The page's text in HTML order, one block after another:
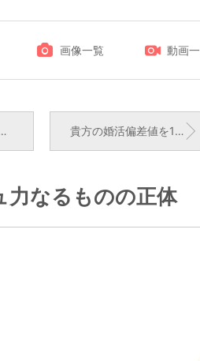
画像一覧 動画
貴方の婚活偏差値を10上げます。
力なるものの正体